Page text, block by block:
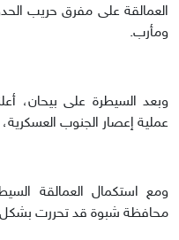
العمالقة على مفرق حريب
ومأرب.
وبعد السيطرة على بيحان،
عملية إعصار الجنوب العسكرية،
ومع استكمال العمالقة
محافظة شبوة قد تحررت بشكل